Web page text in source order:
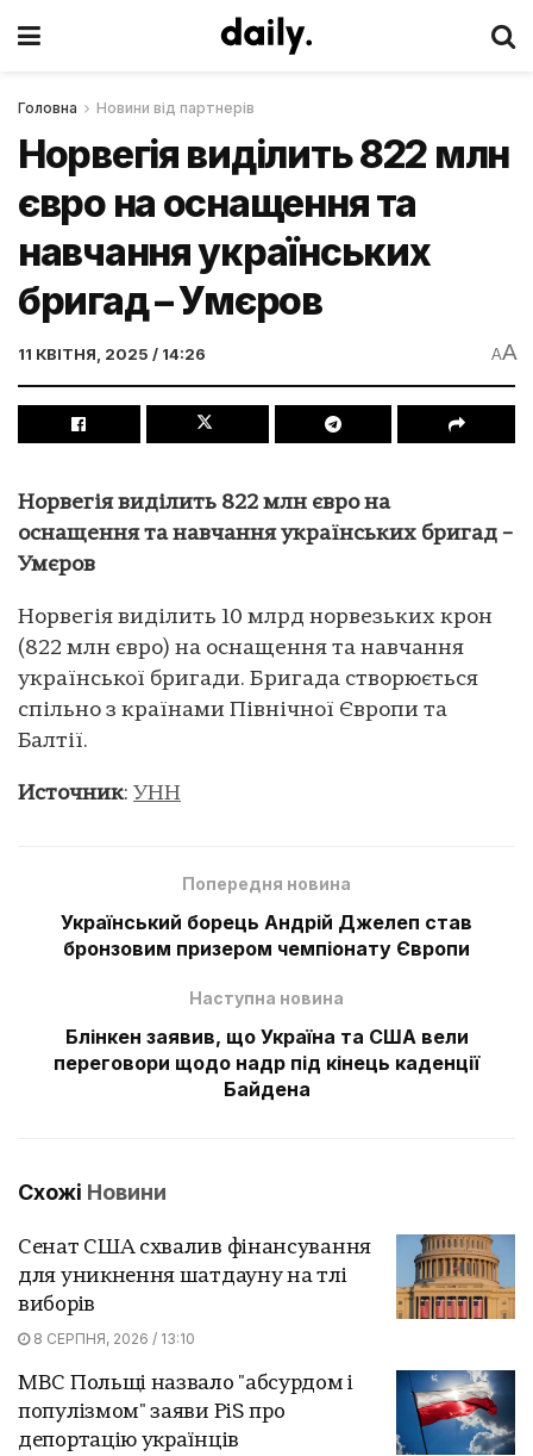
Головна Новини від партнерів
Норвегія виділить 822 млн
євро на оснащення та
навчання українських
бригад – Умєров
11 КВІТНЯ, 2025 / 14:26 AA
Норвегія виділить 822 млн євро на
оснащення та навчання українських бригад –
Умєров
Норвегія виділить 10 млрд норвезьких крон
(822 млн євро) на оснащення та навчання
української бригади. Бригада створюється
спільно з країнами Північної Європи та
Балтії.
Источник: УНН
Попередня новина
Український борець Андрій Джелеп став
бронзовим призером чемпіонату Європи
Наступна новина
Блінкен заявив, що Україна та США вели
переговори щодо надр під кінець каденції
Байдена
Схожі Новини
Сенат США схвалив фінансування
для уникнення шатдауну на тлі
виборів
8 СЕРПНЯ, 2026 / 13:10
МВС Польщі назвало "абсурдом і
популізмом" заяви PiS про
депортацію українців